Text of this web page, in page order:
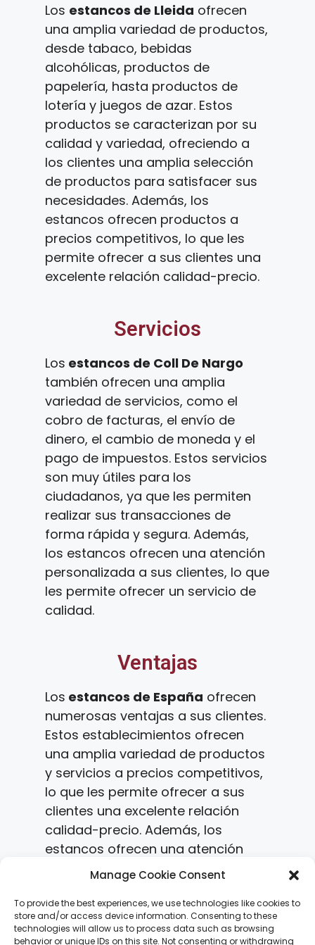
Manage Cookie Consent
To provide the best experiences, we use technologies like cookies to
store and/or access device information. Consenting to these
technologies will allow us to process data such as browsing
behavior or unique IDs on this site. Not consenting or withdrawing
Los estancos de Lleida ofrecen
una amplia variedad de productos,
desde tabaco, bebidas
alcohólicas, productos de
papelería, hasta productos de
lotería y juegos de azar. Estos
productos se caracterizan por su
calidad y variedad, ofreciendo a
los clientes una amplia selección
de productos para satisfacer sus
necesidades. Además, los
estancos ofrecen productos a
precios competitivos, lo que les
permite ofrecer a sus clientes una
excelente relación calidad-precio.
Servicios
Los estancos de Coll De Nargo
también ofrecen una amplia
variedad de servicios, como el
cobro de facturas, el envío de
dinero, el cambio de moneda y el
pago de impuestos. Estos servicios
son muy útiles para los
ciudadanos, ya que les permiten
realizar sus transacciones de
forma rápida y segura. Además,
los estancos ofrecen una atención
personalizada a sus clientes, lo que
les permite ofrecer un servicio de
calidad.
Ventajas
Los estancos de España ofrecen
numerosas ventajas a sus clientes.
Estos establecimientos ofrecen
una amplia variedad de productos
y servicios a precios competitivos,
lo que les permite ofrecer a sus
clientes una excelente relación
calidad-precio. Además, los
estancos ofrecen una atención
personalizada a sus clientes, lo que
les permite ofrecer un servicio de
calidad. Por último, los estancos
ofrecen una amplia variedad de